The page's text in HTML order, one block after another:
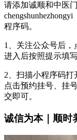
请添加诚顺和中医
程序码。
1、关注公众号后，
进入后按照提示填
2、扫描小程序码
点击预约挂号、挂
交即可。
诚信为本｜顺时